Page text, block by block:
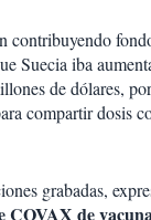
contribuyendo
Suecia iba
de dólares,
compartir dosis
grabadas,
COVAX de